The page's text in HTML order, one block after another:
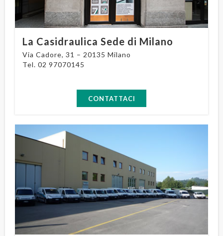
La Casidraulica Sede di Milano
Via Cadore, 31 – 20135 Milano
Tel. 02 97070145
CONTATTACI